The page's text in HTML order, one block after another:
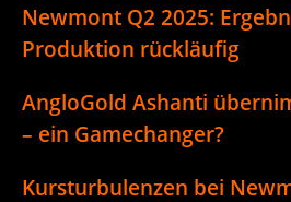
Newmont Q2 2025:
Produktion rückläufig
AngloGold Ashanti
– ein Gamechanger?
Kursturbulenzen bei